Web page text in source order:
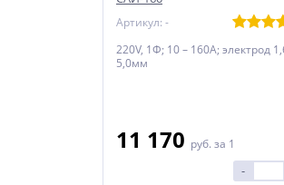
Артикул: -
220V, 1Ф; 10 – 160А; электрод
5,0мм
11 170 руб. за 1
-